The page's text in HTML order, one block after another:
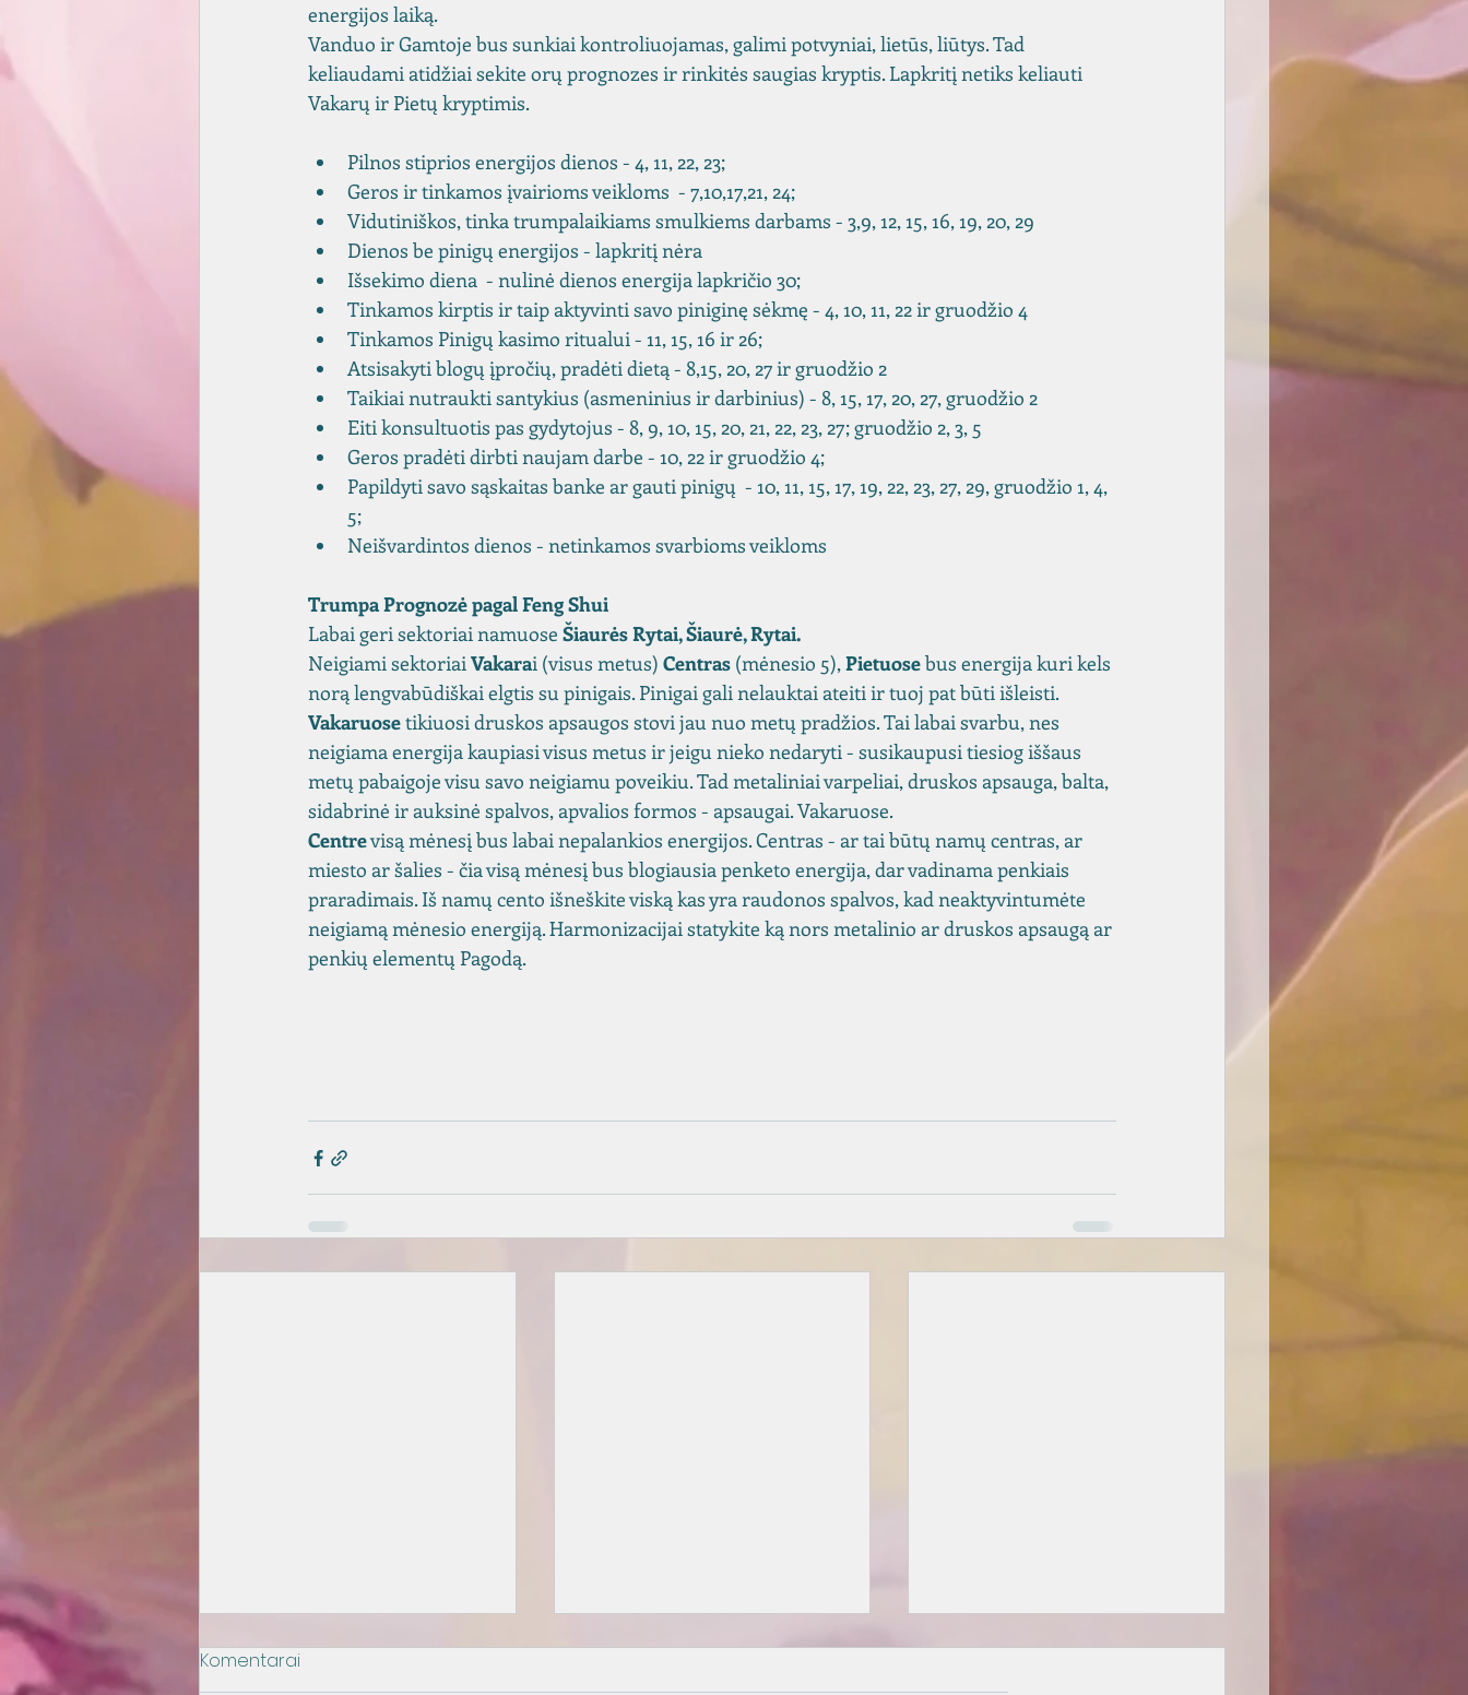
energijos laiką.
Vanduo ir Gamtoje bus sunkiai kontroliuojamas, galimi potvyniai, lietūs, liūtys. Tad
keliaudami atidžiai sekite orų prognozes ir rinkitės saugias kryptis. Lapkritį netiks keliauti
Vakarų ir Pietų kryptimis.
Pilnos stiprios energijos dienos - 4, 11, 22, 23;
Geros ir tinkamos įvairioms veikloms  - 7,10,17,21, 24;
Vidutiniškos, tinka trumpalaikiams smulkiems darbams - 3,9, 12, 15, 16, 19, 20, 29
Dienos be pinigų energijos - lapkritį nėra
Išsekimo diena  - nulinė dienos energija lapkričio 30;
Tinkamos kirptis ir taip aktyvinti savo piniginę sėkmę - 4, 10, 11, 22 ir gruodžio 4
Tinkamos Pinigų kasimo ritualui - 11, 15, 16 ir 26;
Atsisakyti blogų įpročių, pradėti dietą - 8,15, 20, 27 ir gruodžio 2
Taikiai nutraukti santykius (asmeninius ir darbinius) - 8, 15, 17, 20, 27, gruodžio 2
Eiti konsultuotis pas gydytojus - 8, 9, 10, 15, 20, 21, 22, 23, 27; gruodžio 2, 3, 5
Geros pradėti dirbti naujam darbe - 10, 22 ir gruodžio 4;
Papildyti savo sąskaitas banke ar gauti pinigų  - 10, 11, 15, 17, 19, 22, 23, 27, 29, gruodžio 1, 4,
5;
Neišvardintos dienos - netinkamos svarbioms veikloms
Trumpa Prognozė pagal Feng Shui
Labai geri sektoriai namuose Šiaurės Rytai, Šiaurė, Rytai.
Neigiami sektoriai Vakarai (visus metus) Centras (mėnesio 5), Pietuose bus energija kuri kels
norą lengvabūdiškai elgtis su pinigais. Pinigai gali nelauktai ateiti ir tuoj pat būti išleisti.
Vakaruose tikiuosi druskos apsaugos stovi jau nuo metų pradžios. Tai labai svarbu, nes
neigiama energija kaupiasi visus metus ir jeigu nieko nedaryti - susikaupusi tiesiog iššaus
metų pabaigoje visu savo neigiamu poveikiu. Tad metaliniai varpeliai, druskos apsauga, balta,
sidabrinė ir auksinė spalvos, apvalios formos - apsaugai. Vakaruose.
Centre visą mėnesį bus labai nepalankios energijos. Centras - ar tai būtų namų centras, ar
miesto ar šalies - čia visą mėnesį bus blogiausia penketo energija, dar vadinama penkiais
praradimais. Iš namų cento išneškite viską kas yra raudonos spalvos, kad neaktyvintumėte
neigiamą mėnesio energiją. Harmonizacijai statykite ką nors metalinio ar druskos apsaugą ar
penkių elementų Pagodą.
Komentarai